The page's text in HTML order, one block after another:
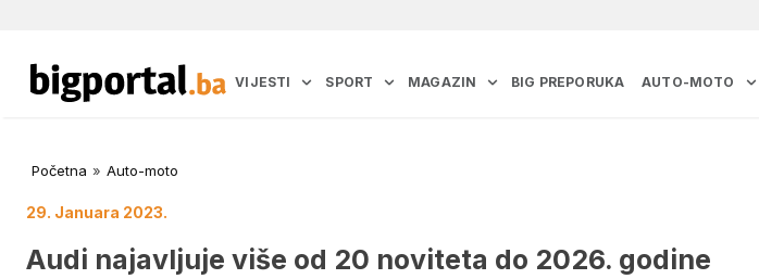
VIJESTI SPORT MAGAZIN BIG PREPORUKA AUTO-MOTO
Početna » Auto-moto
29. Januara 2023.
Audi najavljuje više od 20 noviteta do 2026. godine